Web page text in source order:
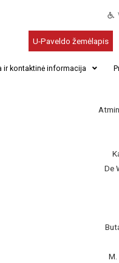
U-Paveldo žemėlapis
ir kontaktinė informacija
De